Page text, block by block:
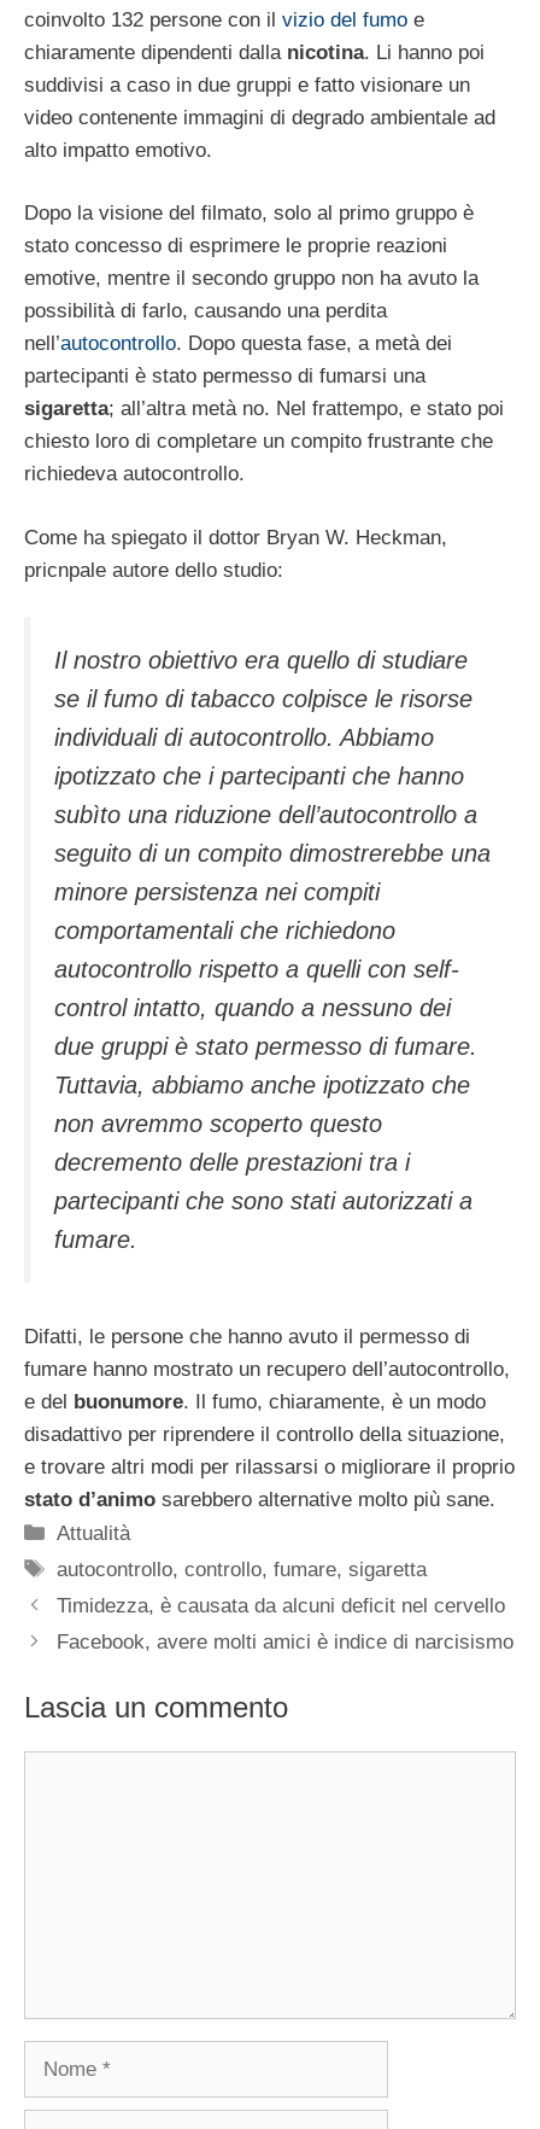
coinvolto 132 persone con il vizio del fumo e
chiaramente dipendenti dalla nicotina. Li hanno poi
suddivisi a caso in due gruppi e fatto visionare un
video contenente immagini di degrado ambientale ad
alto impatto emotivo.
Dopo la visione del filmato, solo al primo gruppo è
stato concesso di esprimere le proprie reazioni
emotive, mentre il secondo gruppo non ha avuto la
possibilità di farlo, causando una perdita
nell’autocontrollo. Dopo questa fase, a metà dei
partecipanti è stato permesso di fumarsi una
sigaretta; all’altra metà no. Nel frattempo, e stato poi
chiesto loro di completare un compito frustrante che
richiedeva autocontrollo.
Come ha spiegato il dottor Bryan W. Heckman,
pricnpale autore dello studio:
Il nostro obiettivo era quello di studiare
se il fumo di tabacco colpisce le risorse
individuali di autocontrollo. Abbiamo
ipotizzato che i partecipanti che hanno
subìto una riduzione dell’autocontrollo a
seguito di un compito dimostrerebbe una
minore persistenza nei compiti
comportamentali che richiedono
autocontrollo rispetto a quelli con self-
control intatto, quando a nessuno dei
due gruppi è stato permesso di fumare.
Tuttavia, abbiamo anche ipotizzato che
non avremmo scoperto questo
decremento delle prestazioni tra i
partecipanti che sono stati autorizzati a
fumare.
Difatti, le persone che hanno avuto il permesso di
fumare hanno mostrato un recupero dell’autocontrollo,
e del buonumore. Il fumo, chiaramente, è un modo
disadattivo per riprendere il controllo della situazione,
e trovare altri modi per rilassarsi o migliorare il proprio
stato d’animo sarebbero alternative molto più sane.
Categorie
Attualità
Tag
autocontrollo,controllo,fumare,sigaretta
Timidezza, è causata da alcuni deficit nel cervello
Facebook, avere molti amici è indice di narcisismo
Lascia un commento
Nome